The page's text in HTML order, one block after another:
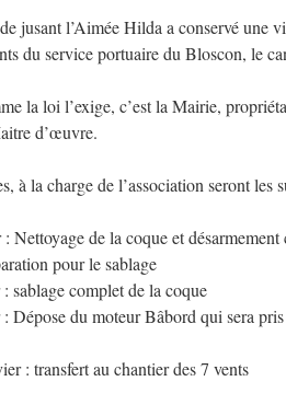
jusant l’Aimée Hilda a conservé une
du service portuaire du Bloscon, le
la loi l’exige, c’est la Mairie,
d’œuvre.
à la charge de l’association seront les
Nettoyage de la coque et
pour le sablage
sablage complet de la coque
Dépose du moteur Bâbord qui sera
: transfert au chantier des 7 vents